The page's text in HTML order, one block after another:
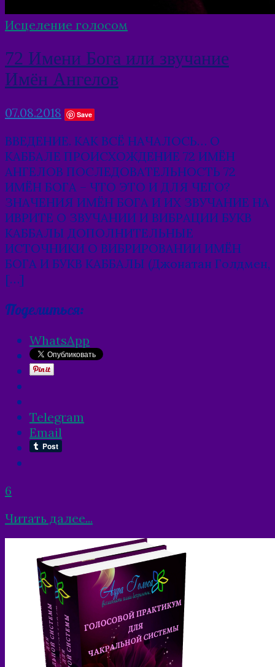
Исцеление голосом
72 Имени Бога или звучание
Имён Ангелов
07.08.2018 Save
ВВЕДЕНИЕ. КАК ВСЁ НАЧАЛОСЬ… О
КАББАЛЕ ПРОИСХОЖДЕНИЕ 72 ИМЁН
АНГЕЛОВ ПОСЛЕДОВАТЕЛЬНОСТЬ 72
ИМЁН БОГА – ЧТО ЭТО И ДЛЯ ЧЕГО?
ЗНАЧЕНИЯ ИМЁН БОГА И ИХ ЗВУЧАНИЕ НА
ИВРИТЕ О ЗВУЧАНИИ И ВИБРАЦИИ БУКВ
КАББАЛЫ ДОПОЛНИТЕЛЬНЫЕ
ИСТОЧНИКИ О ВИБРИРОВАНИИ ИМЁН
БОГА И БУКВ КАББАЛЫ (Джонатан Голдмен,
[…]
Поделиться:
WhatsApp
Telegram
Email
6
Читать далее...